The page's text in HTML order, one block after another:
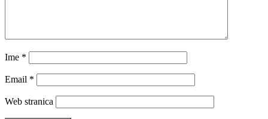
Ime *
Email *
Web stranica